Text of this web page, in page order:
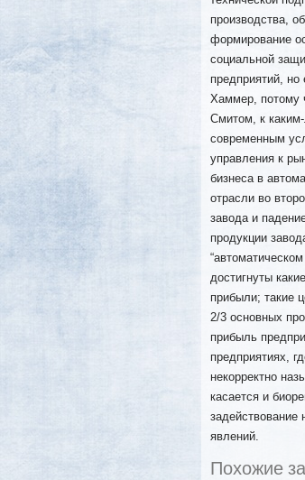
производства,
формирование
социальной
предприятий, но
Хаммер, потому
Смитом, к
современным
управления к
бизнеса в
отрасли во
завода и
продукции
достигнуты
прибыли; такие
2/3 основных
прибыль
предприятиях,
некорректно
касается и
задействование
явлений.
Похожие